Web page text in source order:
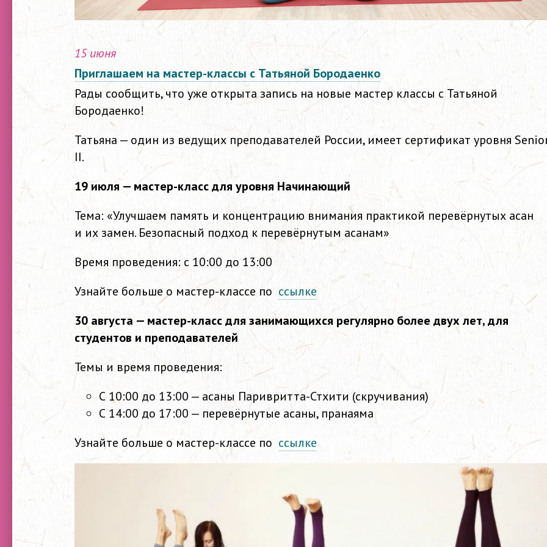
15 июня
Приглашаем на мастер-классы с Татьяной Бородаенко
Рады сообщить, что уже открыта запись на новые мастер классы с Татьяной
Бородаенко!
Татьяна — один из ведущих преподавателей России, имеет сертификат уровня
II.
19 июля — мастер-класс для уровня Начинающий
Тема: «Улучшаем память и концентрацию внимания практикой перевёрнутых асан
и их замен. Безопасный подход к перевёрнутым асанам»
Время проведения: с 10:00 до 13:00
Узнайте больше о мастер-классе по ссылке
30 августа — мастер-класс для занимающихся регулярно более двух лет, для
студентов и преподавателей
Темы и время проведения:
С 10:00 до 13:00 — асаны Паривритта-Стхити (скручивания)
С 14:00 до 17:00 — перевёрнутые асаны, пранаяма
Узнайте больше о мастер-классе по ссылке